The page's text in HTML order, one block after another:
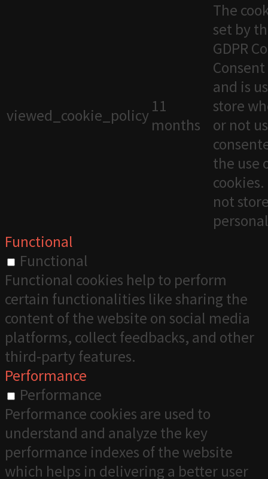
viewed_cookie_policy 11
months
The
set by
GDPR
and is
store
or not
the use
not
Functional
Functional
Functional cookies help to perform
certain functionalities like sharing the
content of the website on social media
platforms, collect feedbacks, and other
third-party features.
Performance
Performance
Performance cookies are used to
understand and analyze the key
performance indexes of the website
which helps in delivering a better user